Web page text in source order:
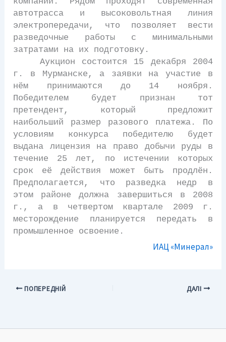
автотрасса и высоковольтная линия
электропередачи, что позволяет вести
разведочные работы с минимальными
затратами на их подготовку.
Аукцион состоится 15 декабря 2004
г. в Мурманске, а заявки на участие в
нём принимаются до 14 ноября.
Победителем будет признан тот
претендент, который предложит
наибольший размер разового платежа. По
условиям конкурса победителю будет
выдана лицензия на право добычи руды в
течение 25 лет, по истечении которых
срок её действия может быть продлён.
Предполагается, что разведка недр в
этом районе должна завершиться в 2008
г., а в четвертом квартале 2009 г.
месторождение планируется передать в
промышленное освоение.
ИАЦ «Минерал»
ПОПЕРЕДНІЙ ДАЛІ